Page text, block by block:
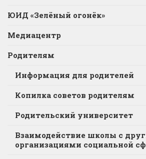
ЮИД «Зелёный огонёк»
Медиацентр
Родителям
Информация для родителей
Копилка советов родителям
Родительский университет
Взаимодействие школы с
организациями социальной